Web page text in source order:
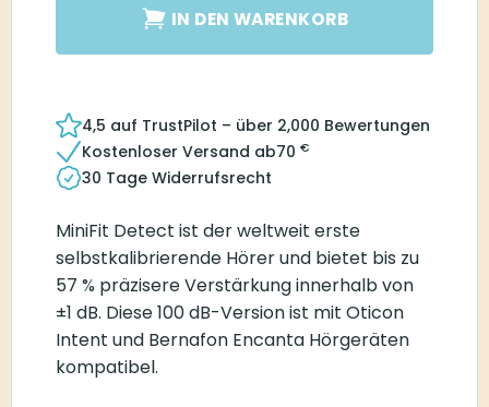
IN DEN WARENKORB
4,5 auf TrustPilot – über 2,000 Bewertungen
Kostenloser Versand ab70 €
30 Tage Widerrufsrecht
MiniFit Detect ist der weltweit erste
selbstkalibrierende Hörer und bietet bis zu
57 % präzisere Verstärkung innerhalb von
±1 dB. Diese 100 dB-Version ist mit Oticon
Intent und Bernafon Encanta Hörgeräten
kompatibel.